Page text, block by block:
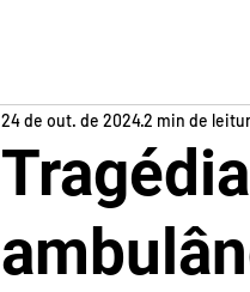
24 de out. de 20242 min de